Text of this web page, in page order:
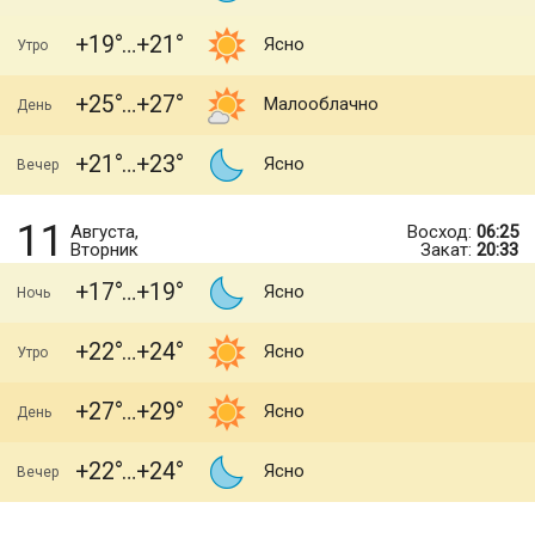
Утро +19 +21 Ясно
День +25 +27 Малооблачно
Вечер +21 +23 Ясно
11
Августа,
Вторник
Восход: 06:25
Закат: 20:33
Ночь +17 +19 Ясно
Утро +22 +24 Ясно
День +27 +29 Ясно
Вечер +22 +24 Ясно